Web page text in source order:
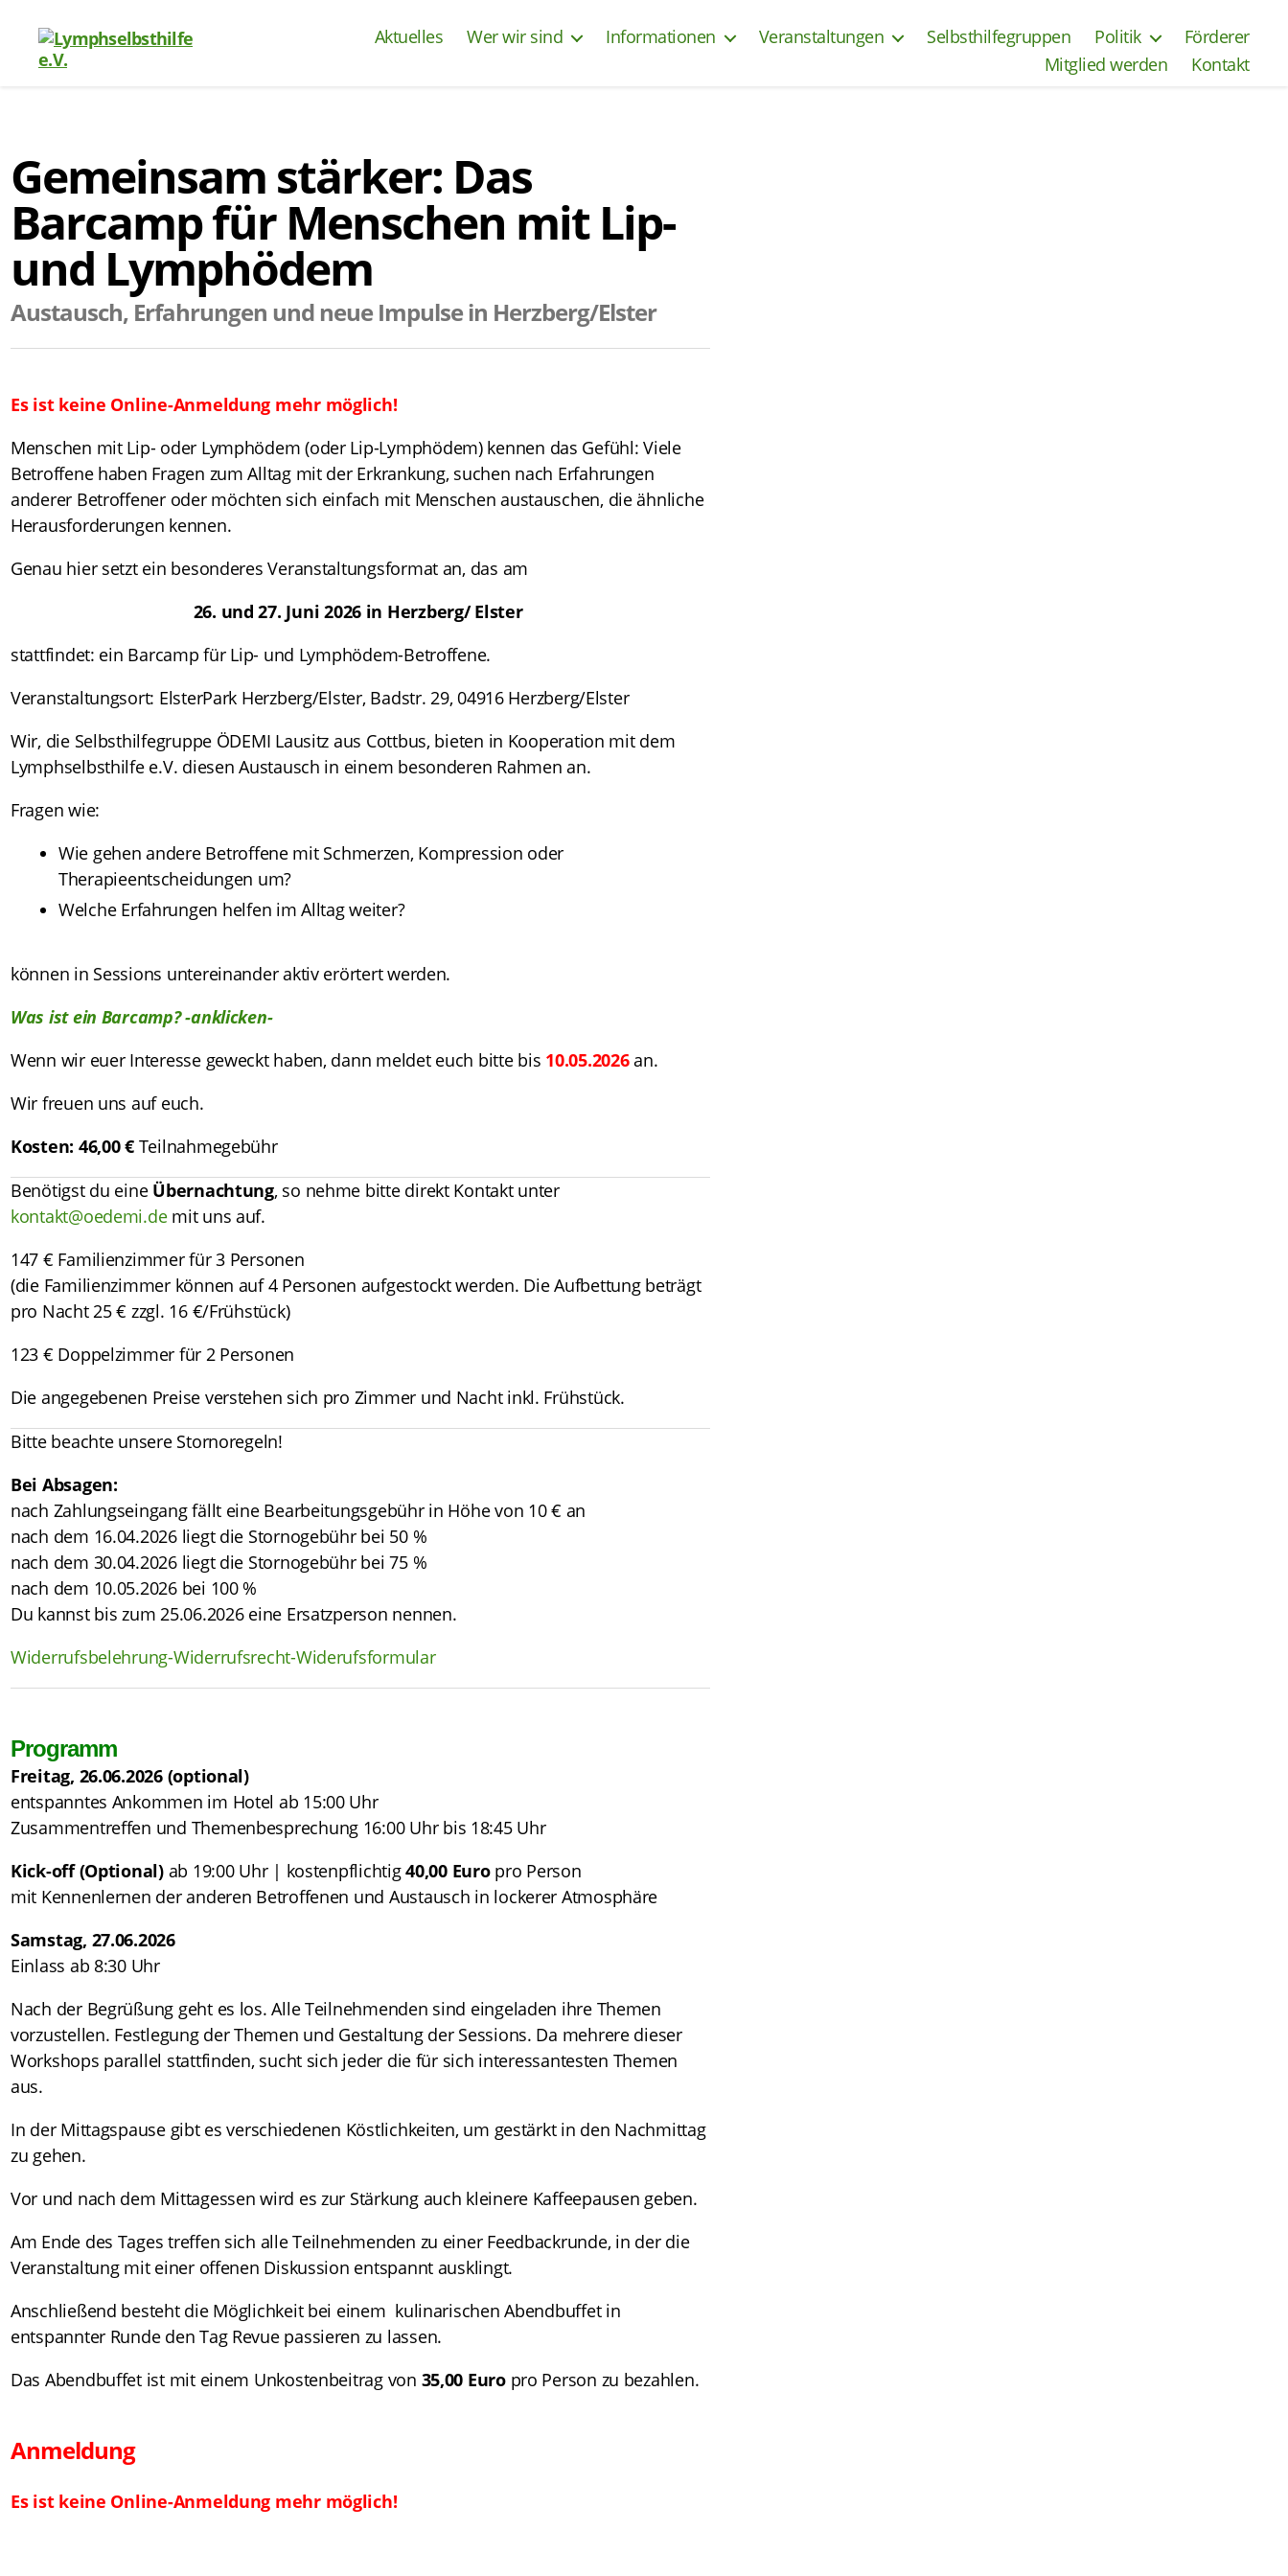
Aktuelles Wer wir sind Informationen Veranstaltungen Selbsthilfegruppen Politik
Förderer
Mitglied werden
Kontakt
Gemeinsam stärker: Das
Barcamp für Menschen mit Lip-
und Lymphödem
Austausch, Erfahrungen und neue Impulse in Herzberg/Elster
Es ist keine Online-Anmeldung mehr möglich!
Menschen mit Lip- oder Lymphödem (oder Lip-Lymphödem) kennen das Gefühl: Viele
Betroffene haben Fragen zum Alltag mit der Erkrankung, suchen nach Erfahrungen
anderer Betroffener oder möchten sich einfach mit Menschen austauschen, die ähnliche
Herausforderungen kennen.
Genau hier setzt ein besonderes Veranstaltungsformat an, das am
26. und 27. Juni 2026 in Herzberg/ Elster
stattfindet: ein Barcamp für Lip- und Lymphödem-Betroffene.
Veranstaltungsort: ElsterPark Herzberg/Elster, Badstr. 29, 04916 Herzberg/Elster
Wir, die Selbsthilfegruppe ÖDEMI Lausitz aus Cottbus, bieten in Kooperation mit dem
Lymphselbsthilfe e.V. diesen Austausch in einem besonderen Rahmen an.
Fragen wie:
Wie gehen andere Betroffene mit Schmerzen, Kompression oder
Therapieentscheidungen um?
Welche Erfahrungen helfen im Alltag weiter?
können in Sessions untereinander aktiv erörtert werden.
Was ist ein Barcamp? -anklicken-
Wenn wir euer Interesse geweckt haben, dann meldet euch bitte bis 10.05.2026an.
Wir freuen uns auf euch.
Kosten: 46,00 €Teilnahmegebühr
Benötigst du eine Übernachtung, so nehme bitte direkt Kontakt unter
kontakt@oedemi.demit uns auf.
147 € Familienzimmer für 3 Personen
(die Familienzimmer können auf 4 Personen aufgestockt werden. Die Aufbettung beträgt
pro Nacht 25 € zzgl. 16 €/Frühstück)
123 € Doppelzimmer für 2 Personen
Die angegebenen Preise verstehen sich pro Zimmer und Nacht inkl. Frühstück.
Bitte beachte unsere Stornoregeln!
Bei Absagen:
nach Zahlungseingang fällt eine Bearbeitungsgebühr in Höhe von 10 € an
nach dem 16.04.2026 liegt die Stornogebühr bei 50 %
nach dem 30.04.2026 liegt die Stornogebühr bei 75 %
nach dem 10.05.2026 bei 100 %
Du kannst bis zum 25.06.2026 eine Ersatzperson nennen.
Widerrufsbelehrung-Widerrufsrecht-Widerufsformular
Programm
Freitag, 26.06.2026 (optional)
entspanntes Ankommen im Hotel ab 15:00 Uhr
Zusammentreffen und Themenbesprechung 16:00 Uhr bis 18:45 Uhr
Kick-off (Optional)ab 19:00 Uhr | kostenpflichtig40,00 Europro Person
mit Kennenlernen der anderen Betroffenen und Austausch in lockerer Atmosphäre
Samstag, 27.06.2026
Einlass ab 8:30 Uhr
Nach der Begrüßung geht es los. Alle Teilnehmenden sind eingeladen ihre Themen
vorzustellen. Festlegung der Themen und Gestaltung der Sessions. Da mehrere dieser
Workshops parallel stattfinden, sucht sich jeder die für sich interessantesten Themen
aus.
In der Mittagspause gibt es verschiedenen Köstlichkeiten, um gestärkt in den Nachmittag
zu gehen.
Vor und nach dem Mittagessen wird es zur Stärkung auch kleinere Kaffeepausen geben.
Am Ende des Tages treffen sich alle Teilnehmenden zu einer Feedbackrunde, in der die
Veranstaltung mit einer offenen Diskussion entspannt ausklingt.
Anschließend besteht die Möglichkeit bei einem kulinarischen Abendbuffet in
entspannter Runde den Tag Revue passieren zu lassen.
Das Abendbuffet ist mit einem Unkostenbeitrag von 35,00 Europro Person zu bezahlen.
Anmeldung
Es ist keine Online-Anmeldung mehr möglich!